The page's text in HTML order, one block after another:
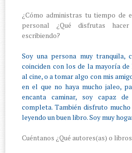
¿Cómo administras tu tiempo de
personal ¿Qué disfrutas
escribiendo?
Soy una persona muy tranquila,
coinciden con los de la mayoría
al cine, o a tomar algo con mis
en el que no haya mucho jaleo,
encanta caminar, soy capaz
completa. También disfruto
leyendo un buen libro. Soy muy
Cuéntanos ¿Qué autores(as) o